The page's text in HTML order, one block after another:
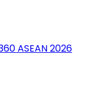
ASEAN 2026